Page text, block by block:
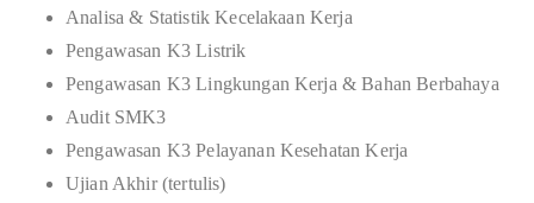
Analisa & Statistik Kecelakaan Kerja
Pengawasan K3 Listrik
Pengawasan K3 Lingkungan Kerja & Bahan Berbahaya
Audit SMK3
Pengawasan K3 Pelayanan Kesehatan Kerja
Ujian Akhir (tertulis)